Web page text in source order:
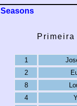
Seasons
1
2
8
4